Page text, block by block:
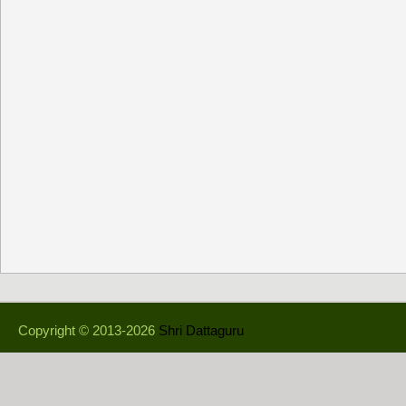
Copyright © 2013-2026 Shri Dattaguru